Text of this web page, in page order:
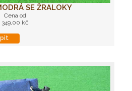
SE ŽRALOKY
Cena od
349,00 kč